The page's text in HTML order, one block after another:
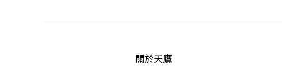
關於天鷹